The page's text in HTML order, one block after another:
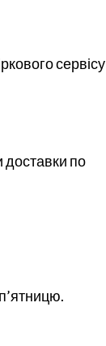
сервісу
доставки по